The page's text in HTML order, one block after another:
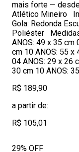
mais forte —
Atlético Mineiro
Gola: Redonda
Poliéster
ANOS: 49 x 35 cm
cm 10 ANOS: 55
04 ANOS: 29 x 26
30 cm 10 ANOS:
R$ 189,90
a partir de:
R$ 105,01
29% OFF